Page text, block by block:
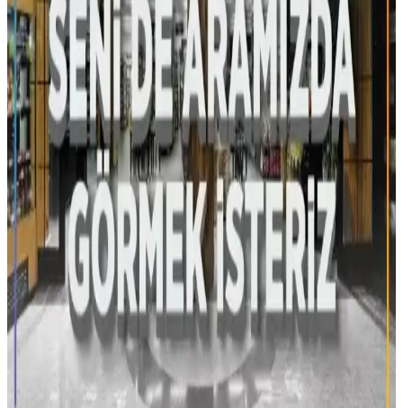
Gaziantep'teki Migros Şubeleri ve Hizmetleri
Hakkında Detaylı Bilgi
Gaziantep'teki Migros mağazaları, geniş ürün yelpazesi ve
ulaşılabilir konumlarıyla kaliteli alışveriş imkanı sunar. Modern
hizmetler ve uygun fiyatlarla şehirde öne çıkar.
Migros'ta Jet Foto Hizmetleri Nerelerde Bulunur ve
Nasıl Kullanılır
Migros'ta Jet Foto hizmetleri, büyük mağazalar ve online platformlar
aracılığıyla erişilebilir. Hızlı, uygun fiyatlı ve çeşitli baskı
seçenekleriyle fotoğrafçılık ihtiyaçlarınızı karşılar.
Bergama Migros: Güvenilir ve Konforlu Alışveriş
Deneyimi Sunan Modern Süpermarket
Bergama Migros, geniş ürün yelpazesi, uygun fiyatlar ve kolay
ulaşım imkanlarıyla bölgenin tercih edilen alışveriş noktasıdır.
Güncel kampanyalar ve müşteri odaklı hizmetlerle modern alışveriş
deneyimi sunar.
Bershka İnternetten Alınan Ürünlerin Mağazada